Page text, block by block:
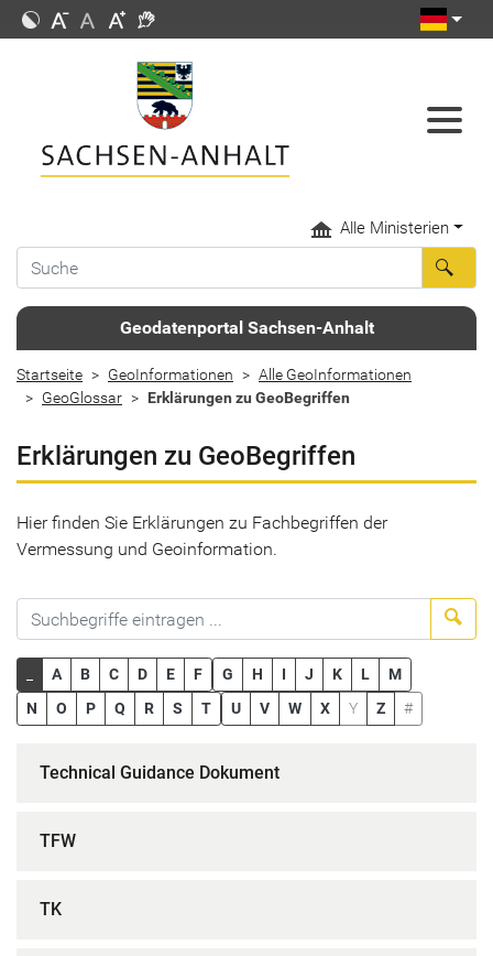
Alle Ministerien
Geodatenportal Sachsen-Anhalt
Startseite GeoInformationen
Alle GeoInformationen
GeoGlossar
Erklärungen zu GeoBegriffen
Erklärungen zu GeoBegriffen
Hier finden Sie Erklärungen zu Fachbegriffen der
Vermessung und Geoinformation.
A B C D E F G H I J K L
M
N
O P Q R S T U V W X Y Z #
Technical Guidance Dokument
TFW
TK